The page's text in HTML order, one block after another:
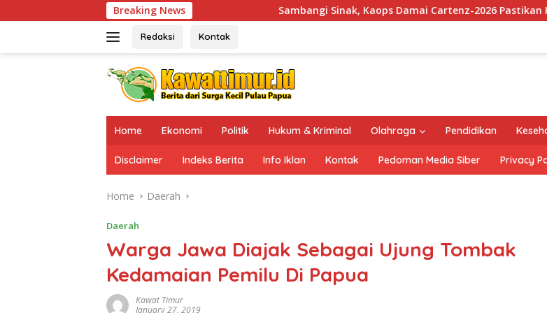
to
Breaking News
Sambangi Sinak, Kaops Damai Cartenz-2026 Pastikan Kesiapan Pasukan dan
Redaksi Kontak
Home Ekonomi Politik Hukum & Kriminal Olahraga Pendidikan
Disclaimer Indeks Berita Info Iklan Kontak Pedoman Media Siber Privacy
Home Daerah
Daerah
Warga Jawa Diajak Sebagai Ujung Tombak
Kedamaian Pemilu Di Papua
Kawat Timur
January 27, 2019